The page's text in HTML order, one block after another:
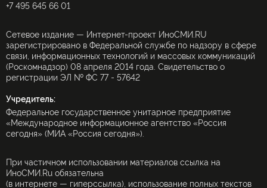
+7 495 645 66 01
Сетевое издание — Интернет-проект ИноСМИ.RU
зарегистрировано в Федеральной службе по надзору в сфере
связи, информационных технологий и массовых коммуникаций
(Роскомнадзор) 08 апреля 2014 года. Свидетельство о
регистрации ЭЛ № ФС 77 - 57642
Учредитель:
Федеральное государственное унитарное предприятие
«Международное информационное агентство «Россия
сегодня» (МИА «Россия сегодня»).
При частичном использовании материалов ссылка на
ИноСМИ.Ru обязательна
(в интернете — гиперссылка), использование полных текстов